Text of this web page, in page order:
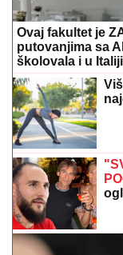
Ovaj fakultet je
putovanjima sa
školovala i u Italiji